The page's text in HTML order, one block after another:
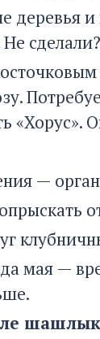
деревья
«Хорус».
—
мая —